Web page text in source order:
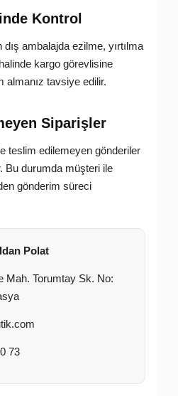
Kontrol
ambalajda ezilme, yırtılma
kargo görevlisine
almanız tavsiye edilir.
Siparişler
teslim edilemeyen gönderiler
Bu durumda müşteri ile
gönderim süreci
Polat
Mah. Torumtay Sk. No:
73